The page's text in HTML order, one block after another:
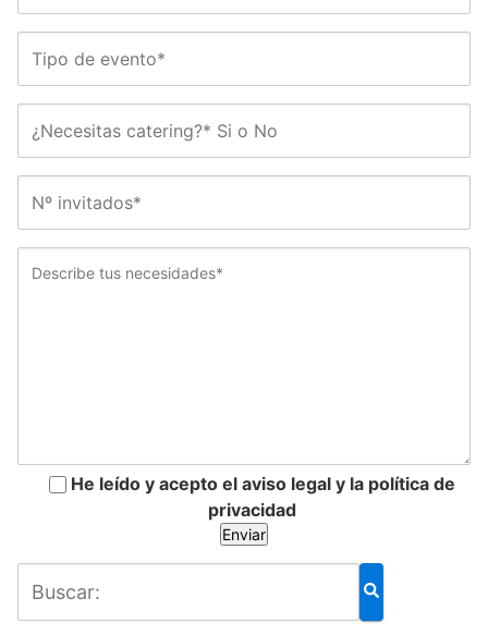
He leído y acepto el aviso legal y la política de
privacidad